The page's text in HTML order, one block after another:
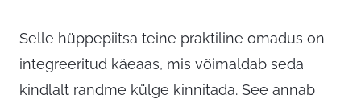
Selle hüppepiitsa teine praktiline omadus on
integreeritud käeaas, mis võimaldab seda
kindlalt randme külge kinnitada. See annab